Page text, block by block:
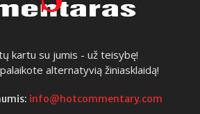
kartu su jumis - už teisybę!
alternatyvią žiniasklaidą!
info@hotcommentary.com